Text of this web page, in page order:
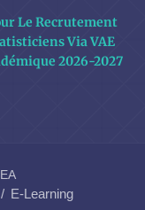
Le Recrutement
Via VAE
2026-2027
E-Learning